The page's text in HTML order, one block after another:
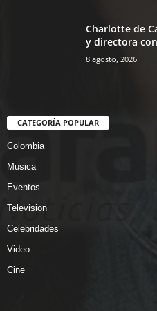
Charlotte de
y directora
8 agosto, 2026
CATEGORÍA POPULAR
Colombia
Musica
Eventos
Television
Celebridades
Video
Cine